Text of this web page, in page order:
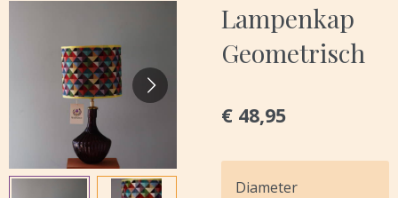
Lampenkap
Geometrisch
€ 48,95
Diameter